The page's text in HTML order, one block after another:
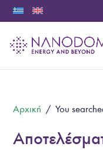
Αρχική /You